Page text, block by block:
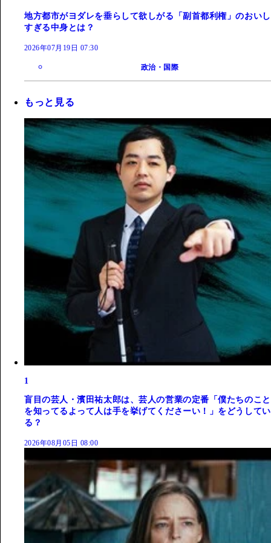
地方都市がヨダレを垂らして欲しがる「副首都利権」のおいし
すぎる中身とは？
2026年07月19日 07:30
政治・国際
もっと見る
1
盲目の芸人・濱田祐太郎は、芸人の営業の定番「僕たちのこと
を知ってるよって人は手を挙げてくださーい！」をどうしてい
る？
2026年08月05日 08:00